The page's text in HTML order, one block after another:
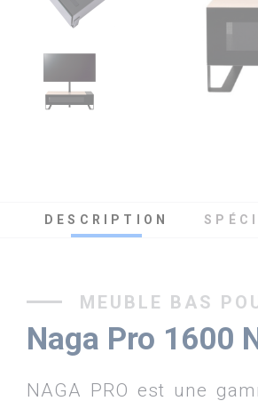
DESCRIPTION
MEUBLE BAS
Naga Pro 1600
NAGA PRO est une